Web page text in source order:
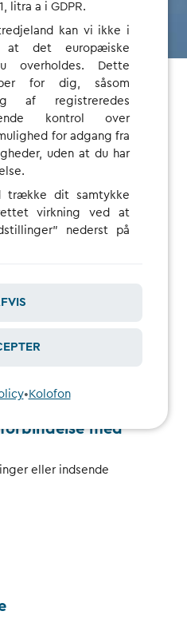
eller forhåndsbetalinger
flådeadministrator dække
med
eller indsende
litra a i GDPR.
kan vi ikke i
det europæiske
overholdes. Dette
for dig, såsom
af registreredes
kontrol over
for adgang fra
uden at du har
trække dit samtykke
virkning ved at
nederst på
• Kolofon